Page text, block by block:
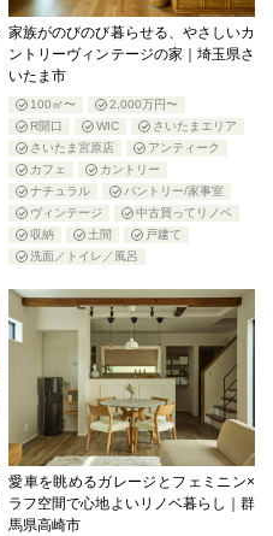
家族がのびのび暮らせる、やさしいカ
ントリーヴィンテージの家｜埼玉県さ
いたま市
100㎡〜
2,000万円〜
R開口
WIC
さいたまエリア
さいたま宮原店
アンティーク
カフェ
カントリー
ナチュラル
パントリー/家事室
ヴィンテージ
中古買ってリノベ
収納
土間
戸建て
洗面／トイレ／風呂
愛車を眺めるガレージとフェミニン×
ラフ空間で心地よいリノベ暮らし｜群
馬県高崎市